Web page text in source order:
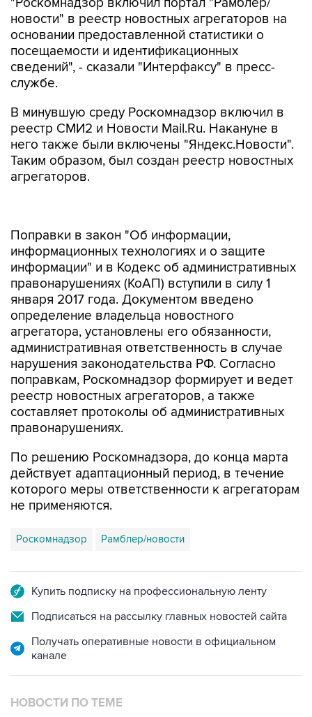
новости" в реестр новостных агрегаторов на
основании предоставленной статистики о
посещаемости и идентификационных
сведений", - сказали "Интерфаксу" в пресс-
службе.
В минувшую среду Роскомнадзор включил в
реестр СМИ2 и Новости Mail.Ru. Накануне в
него также были включены "Яндекс.Новости".
Таким образом, был создан реестр новостных
агрегаторов.
Поправки в закон "Об информации,
информационных технологиях и о защите
информации" и в Кодекс об административных
правонарушениях (КоАП) вступили в силу 1
января 2017 года. Документом введено
определение владельца новостного
агрегатора, установлены его обязанности,
административная ответственность в случае
нарушения законодательства РФ. Согласно
поправкам, Роскомнадзор формирует и ведет
реестр новостных агрегаторов, а также
составляет протоколы об административных
правонарушениях.
По решению Роскомнадзора, до конца марта
действует адаптационный период, в течение
которого меры ответственности к агрегаторам
не применяются.
Роскомнадзор Рамблер/новости
Купить подписку на профессиональную ленту
Подписаться на рассылку главных новостей сайта
Получать оперативные новости в официальном
канале
НОВОСТИ ПО ТЕМЕ